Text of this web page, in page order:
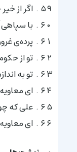
اگر از
با سپاهى
پرده‌ی
تو از
تو به
اى
على که
اى